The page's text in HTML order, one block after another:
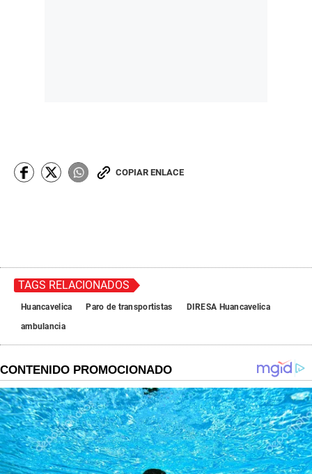
COPIAR ENLACE
TAGS RELACIONADOS
Huancavelica Paro de transportistas
DIRESA Huancavelica
ambulancia